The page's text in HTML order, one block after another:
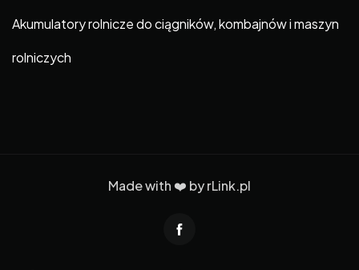
Akumulatory rolnicze do ciągników, kombajnów i maszyn
rolniczych
Made with ❤️ byrLink.pl